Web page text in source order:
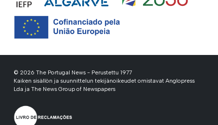
© 2026 The Portugal News - Perustettu 1977
Kaiken sisällön ja suunnittelun tekijänoikeudet omistavat Anglopress
Lda ja The News Group of Newspapers